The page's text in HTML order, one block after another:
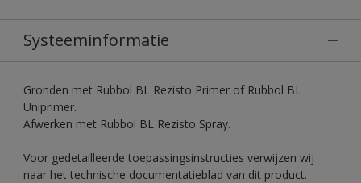
Systeeminformatie
Gronden met Rubbol BL Rezisto Primer of Rubbol BL
Uniprimer.
Afwerken met Rubbol BL Rezisto Spray.
Voor gedetailleerde toepassingsinstructies verwijzen wij
naar het technische documentatieblad van dit product.